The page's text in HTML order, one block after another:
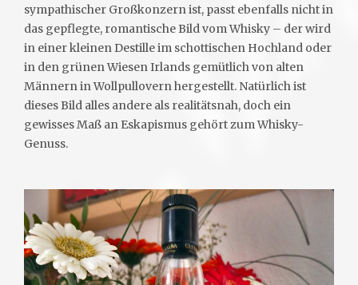
sympathischer Großkonzern ist, passt ebenfalls nicht in
das gepflegte, romantische Bild vom Whisky – der wird
in einer kleinen Destille im schottischen Hochland oder
in den grünen Wiesen Irlands gemütlich von alten
Männern in Wollpullovern hergestellt. Natürlich ist
dieses Bild alles andere als realitätsnah, doch ein
gewisses Maß an Eskapismus gehört zum Whisky-
Genuss.